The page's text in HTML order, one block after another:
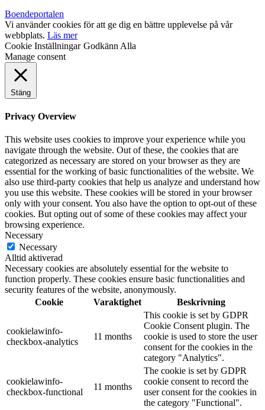
Boendeportalen
Vi använder cookies för att ge dig en bättre upplevelse på vår
webbplats. Läs mer
Cookie Inställningar Godkänn Alla
Manage consent
Stäng
Privacy Overview
This website uses cookies to improve your experience while you
navigate through the website. Out of these, the cookies that are
categorized as necessary are stored on your browser as they are
essential for the working of basic functionalities of the website. We
also use third-party cookies that help us analyze and understand how
you use this website. These cookies will be stored in your browser
only with your consent. You also have the option to opt-out of these
cookies. But opting out of some of these cookies may affect your
browsing experience.
Necessary
Necessary
Alltid aktiverad
Necessary cookies are absolutely essential for the website to
function properly. These cookies ensure basic functionalities and
security features of the website, anonymously.
Cookie
Varaktighet Beskrivning
cookielawinfo-
checkbox-analytics
11 months
This cookie is set by GDPR
Cookie Consent plugin. The
cookie is used to store the user
consent for the cookies in the
category "Analytics".
cookielawinfo-
checkbox-functional
11 months
The cookie is set by GDPR
cookie consent to record the
user consent for the cookies in
the category "Functional".